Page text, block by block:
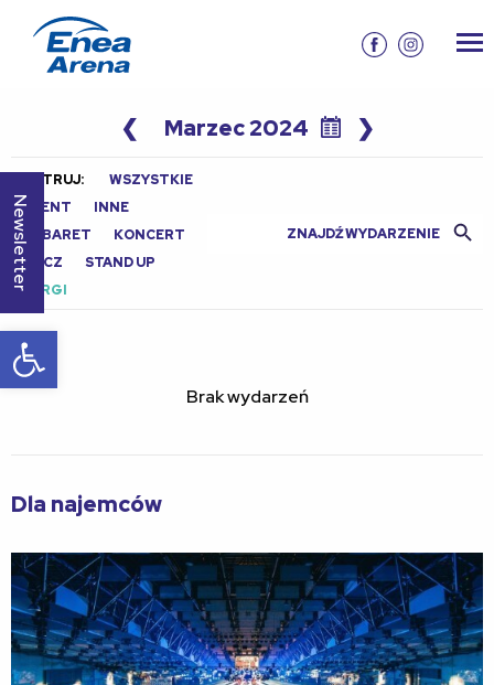
Otwórz pasek narzędzi
❮ Marzec 2024 ❯
FILTRUJ:
WSZYSTKIE
EVENT
INNE
KABARET
KONCERT
MECZ
STAND UP
TARGI
Brak wydarzeń
Dla najemców
Newsletter